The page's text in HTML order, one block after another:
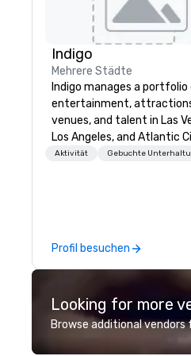
Indigo
Mehrere Städte
Indigo manages a portfolio
entertainment,
venues, and talent in Las
Los Angeles, and Atlantic
specialize in business to
Producers to provide best
direct line of
unparalleled customer
Aktivität Gebuchte
Profil besuchen
Looking for more
Browse additional